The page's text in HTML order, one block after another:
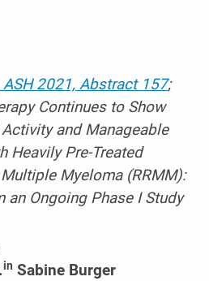
ASH 2021, Abstract 157;
Continues to Show
and Manageable
Heavily Pre-Treated
Myeloma (RRMM):
an Ongoing Phase I Study
in Sabine Burger